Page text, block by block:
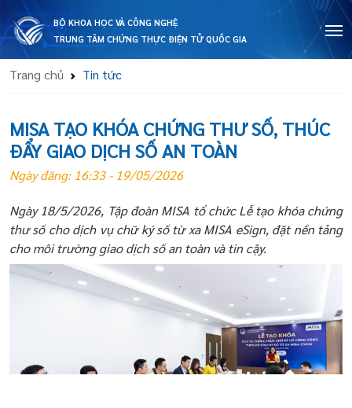
BỘ KHOA HỌC VÀ CÔNG NGHỆ
TRUNG TÂM CHỨNG THỰC ĐIỆN TỬ QUỐC GIA
Trang chủ Tin tức
MISA TẠO KHÓA CHỨNG THƯ SỐ, THÚC
ĐẨY GIAO DỊCH SỐ AN TOÀN
Ngày đăng: 16:33 - 19/05/2026
Ngày 18/5/2026, Tập đoàn MISA tổ chức Lễ tạo khóa chứng
thư số cho dịch vụ chữ ký số từ xa MISA eSign, đặt nền tảng
cho môi trường giao dịch số an toàn và tin cậy.